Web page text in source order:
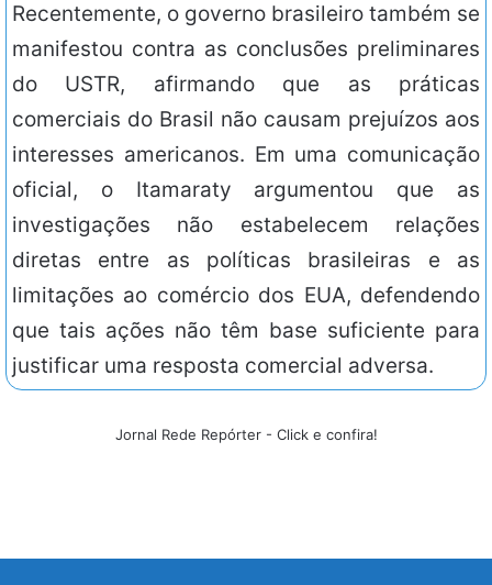
Recentemente, o governo brasileiro também se
manifestou contra as conclusões preliminares
do USTR, afirmando que as práticas
comerciais do Brasil não causam prejuízos aos
interesses americanos. Em uma comunicação
oficial, o Itamaraty argumentou que as
investigações não estabelecem relações
diretas entre as políticas brasileiras e as
limitações ao comércio dos EUA, defendendo
que tais ações não têm base suficiente para
justificar uma resposta comercial adversa.
Jornal Rede Repórter - Click e confira!